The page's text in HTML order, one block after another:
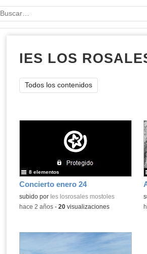
Palabra o frase:
IES LOS
Todos los contenidos
Concierto enero 24
subido por Ies losrosales mostoles
8 elementos
-hace 2 años- 20visualizaciones -